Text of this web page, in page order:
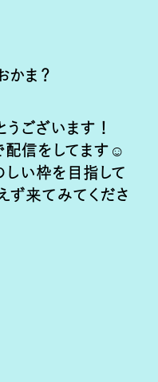
かま？
うございます！
配信をしてます☺
い枠を目指して
ず来てみてくださ